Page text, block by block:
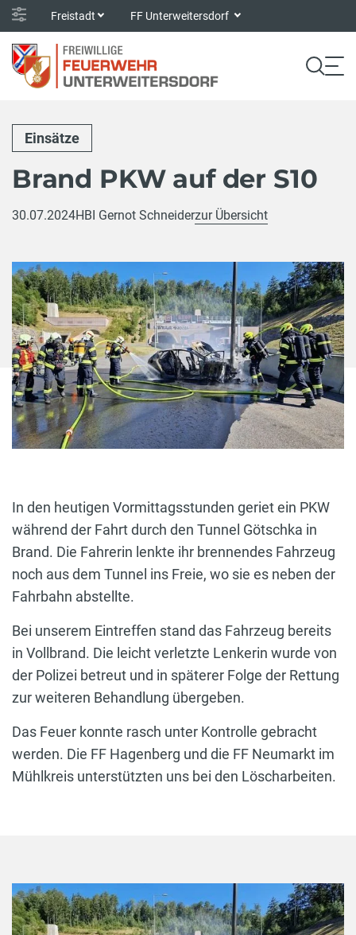
Freistadt FF Unterweitersdorf
Einsätze
Brand PKW auf der S10
30.07.2024HBI Gernot Schneiderzur Übersicht
In den heutigen Vormittagsstunden geriet ein PKW
während der Fahrt durch den Tunnel Götschka in
Brand. Die Fahrerin lenkte ihr brennendes Fahrzeug
noch aus dem Tunnel ins Freie, wo sie es neben der
Fahrbahn abstellte.
Bei unserem Eintreffen stand das Fahrzeug bereits
in Vollbrand. Die leicht verletzte Lenkerin wurde von
der Polizei betreut und in späterer Folge der Rettung
zur weiteren Behandlung übergeben.
Das Feuer konnte rasch unter Kontrolle gebracht
werden. Die FF Hagenberg und die FF Neumarkt im
Mühlkreis unterstützten uns bei den Löscharbeiten.